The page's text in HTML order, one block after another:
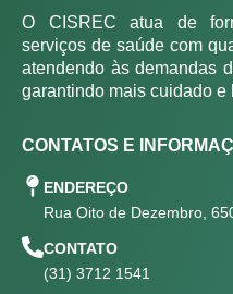
O CISREC atua de
serviços de saúde com
atendendo às demandas
garantindo mais cuidado e
CONTATOS E
ENDEREÇO
Rua Oito de Dezembro,
CONTATO
(31) 3712 1541